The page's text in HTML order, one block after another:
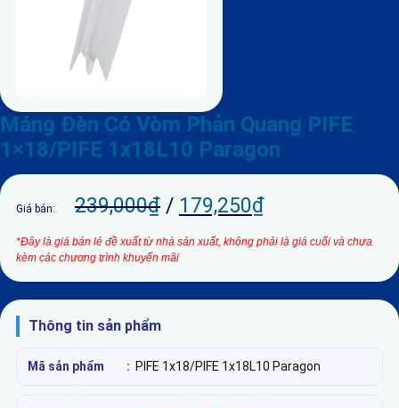
Máng Đèn Có Vòm Phản Quang PIFE
1×18/PIFE 1x18L10 Paragon
Giá bán: 239,000₫ / 179,250₫
*Đây là giá bán lẻ đề xuất từ nhà sản xuất, không phải là giá cuối và chưa
kèm các chương trình khuyến mãi
Thông tin sản phẩm
Mã sản phẩm : PIFE 1x18/PIFE 1x18L10 Paragon